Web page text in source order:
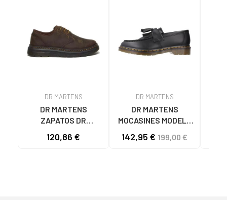
DR MARTENS
DR MARTENS
ZAPATOS DR
MARRÓN PARA
120,86 €
DR MARTENS
DR MARTENS
MOCASINES MODELO
NEGRO BLACK
142,95 € 199,00 €